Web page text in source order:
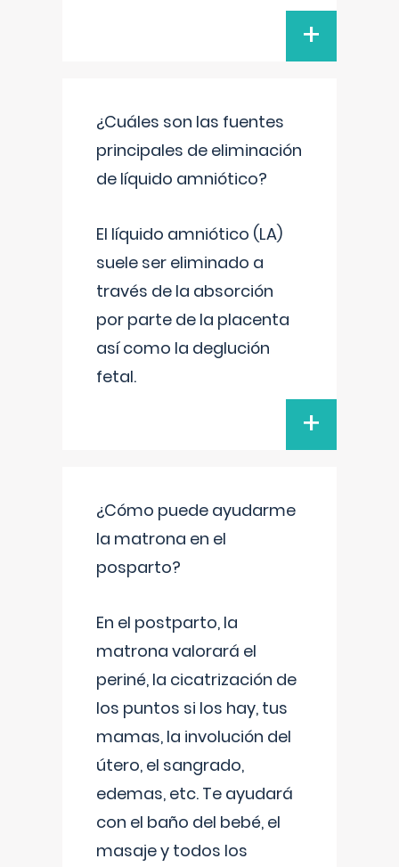
+
¿Cuáles son las fuentes
principales de eliminación
de líquido amniótico?
El líquido amniótico (LA)
suele ser eliminado a
través de la absorción
por parte de la placenta
así como la deglución
fetal.
+
¿Cómo puede ayudarme
la matrona en el
posparto?
En el postparto, la
matrona valorará el
periné, la cicatrización de
los puntos si los hay, tus
mamas, la involución del
útero, el sangrado,
edemas, etc. Te ayudará
con el baño del bebé, el
masaje y todos los